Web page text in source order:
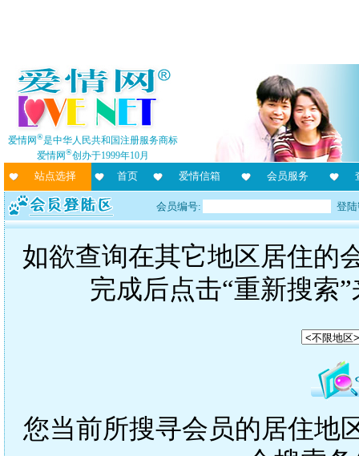
爱情网®是中华人民共和国注册服务商标
爱情网®创办于1999年10月
站点选择 首页 爱情信箱 会员服务
会员编号: 登
如欲查询在其它地区居住的
完成后点击“重新搜索
您当前所搜寻会员的居住地